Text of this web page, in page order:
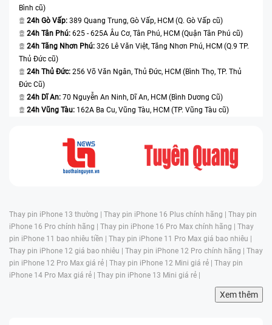
Bình cũ)
24h Gò Vấp: 389 Quang Trung, Gò Vấp, HCM (Q. Gò Vấp cũ)
24h Tân Phú: 625 - 625A Âu Cơ, Tân Phú, HCM (Quận Tân Phú cũ)
24h Tăng Nhơn Phú: 326 Lê Văn Việt, Tăng Nhơn Phú, HCM (Q.9 TP.
Thủ Đức cũ)
24h Thủ Đức: 256 Võ Văn Ngân, Thủ Đức, HCM (Bình Thọ, TP. Thủ
Đức Cũ)
24h Dĩ An: 70 Nguyễn An Ninh, Dĩ An, HCM (Bình Dương Cũ)
24h Vũng Tàu: 162A Ba Cu, Vũng Tàu, HCM (TP. Vũng Tàu cũ)
Thay pin iPhone 13 thường | Thay pin iPhone 16 Plus chính hãng | Thay pin
iPhone 16 Pro chính hãng | Thay pin iPhone 16 Pro Max chính hãng | Thay
pin iPhone 11 bao nhiêu tiền | Thay pin iPhone 11 Pro Max giá bao nhiêu |
Thay pin iPhone 12 giá bao nhiêu | Thay pin iPhone 12 Pro chính hãng | Thay
pin iPhone 12 Pro Max giá rẻ | Thay pin iPhone 12 Mini giá rẻ | Thay pin
iPhone 14 Pro Max giá rẻ | Thay pin iPhone 13 Mini giá rẻ |
Xem thêm